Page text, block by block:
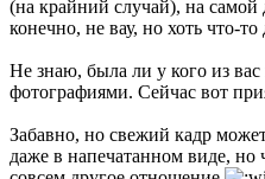
(на крайний случай), на самой
конечно, не вау, но хоть что-
Не знаю, была ли у кого из вас
фотографиями. Сейчас вот
Забавно, но свежий кадр
даже в напечатанном виде, но